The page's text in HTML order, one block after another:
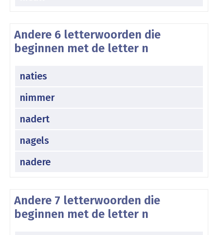
Andere 6 letterwoorden die
beginnen met de letter n
naties
nimmer
nadert
nagels
nadere
Andere 7 letterwoorden die
beginnen met de letter n